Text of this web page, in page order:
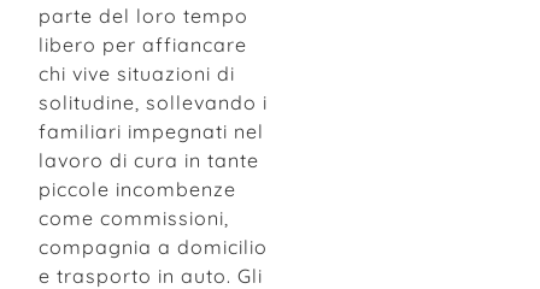
parte del loro tempo
libero per affiancare
chi vive situazioni di
solitudine, sollevando i
familiari impegnati nel
lavoro di cura in tante
piccole incombenze
come commissioni,
compagnia a domicilio
e trasporto in auto. Gli